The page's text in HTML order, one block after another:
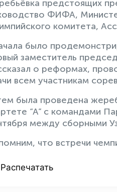
предстоящих
ФИФА,
комитета,
было
заместитель
о реформах,
всем участникам
была проведена
“А” с командами
между сборными
что встречи
Распечатать